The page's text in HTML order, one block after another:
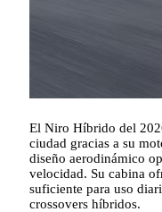
El Niro Híbrido del
ciudad gracias a su
diseño aerodinámico
velocidad. Su cabina
suficiente para uso
crossovers híbridos.